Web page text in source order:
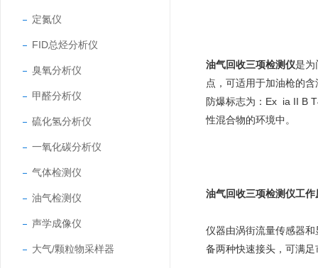
定氮仪
FID总烃分析仪
臭氧分析仪
甲醛分析仪
硫化氢分析仪
一氧化碳分析仪
气体检测仪
油气检测仪
声学成像仪
大气/颗粒物采样器
油气回收三项检测仪是为
点，可适用于加油枪的
防爆标志为：Ex ia II B
性混合物的环境中。
油气回收三项检测仪工作
仪器由涡街流量传感器
备两种快速接头，可满